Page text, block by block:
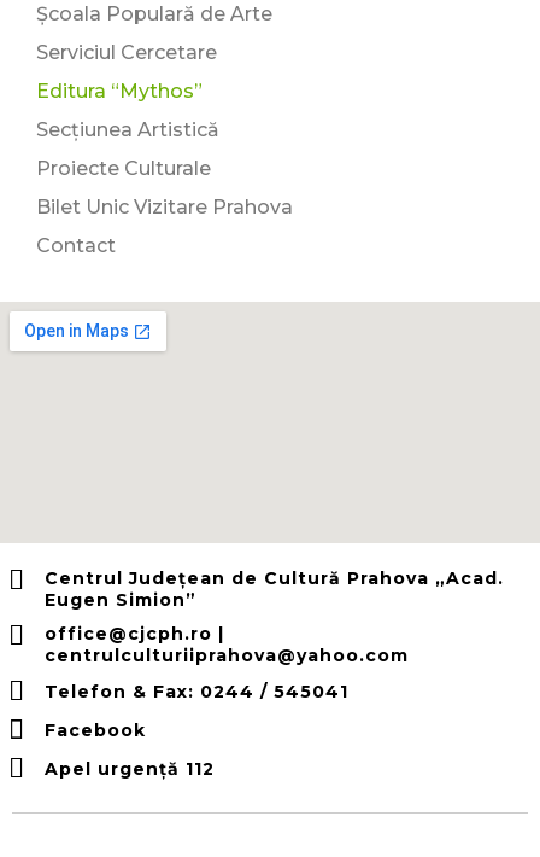
Școala Populară de Arte
Serviciul Cercetare
Editura “Mythos”
Secțiunea Artistică
Proiecte Culturale
Bilet Unic Vizitare Prahova
Contact
Centrul Județean de Cultură Prahova „Acad.
Eugen Simion”
office@cjcph.ro |
centrulculturiiprahova@yahoo.com
Telefon & Fax: 0244 / 545041
Facebook
Apel urgență 112